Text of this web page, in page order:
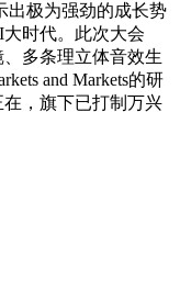
出极为强劲的成长势
时代。此次大会
多条理立体音效生
and Markets的研
，旗下已打制万兴